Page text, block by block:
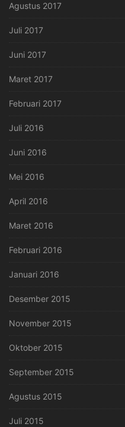
Agustus 2017
Juli 2017
Juni 2017
Maret 2017
Februari 2017
Juli 2016
Juni 2016
Mei 2016
April 2016
Maret 2016
Februari 2016
Januari 2016
Desember 2015
November 2015
Oktober 2015
September 2015
Agustus 2015
Juli 2015